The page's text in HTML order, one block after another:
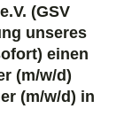
(GSV
unseres
einen
(m/w/d)
(m/w/d) in